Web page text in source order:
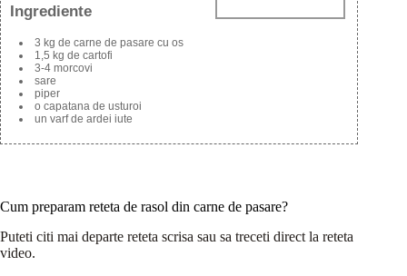
Ingrediente
3 kg de carne de pasare cu os
1,5 kg de cartofi
3-4 morcovi
sare
piper
o capatana de usturoi
un varf de ardei iute
Cum preparam reteta de rasol din carne de pasare?
Puteti citi mai departe reteta scrisa sau sa treceti direct la reteta
video.